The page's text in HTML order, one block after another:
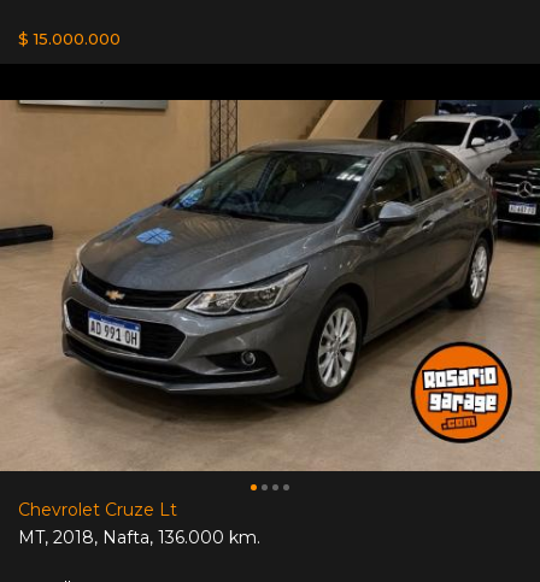
$ 15.000.000
Chevrolet Cruze Lt
MT, 2018, Nafta, 136.000 km.